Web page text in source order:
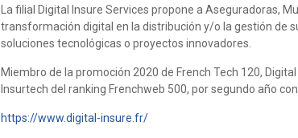
La filial Digital Insure Services propone a Aseguradoras,
transformación digital en la distribución y/o la gestión de
soluciones tecnológicas o proyectos innovadores.
Miembro de la promoción 2020 de French Tech 120,
Insurtech del ranking Frenchweb 500, por segundo año
https://www.digital-insure.fr/